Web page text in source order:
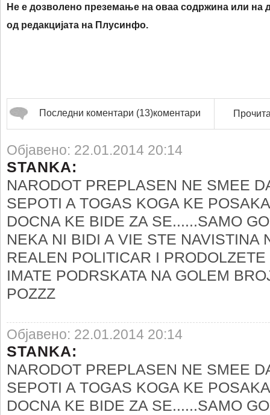
Не е дозволено преземање на оваа содржина или на
од редакцијата на Плусинфо.
Последни коментари (13)коментари
Објавено: 22.01.2014 20:14
STANKA:
NARODOT PREPLASEN NE SMEE
SEPOTI A TOGAS KOGA KE
DOCNA KE BIDE ZA SE......SAMO
NEKA NI BIDI A VIE STE NAVISTINA
REALEN POLITICAR I
IMATE PODRSKATA NA GOLEM
POZZZ
Објавено: 22.01.2014 20:14
STANKA:
NARODOT PREPLASEN NE SMEE
SEPOTI A TOGAS KOGA KE
DOCNA KE BIDE ZA SE......SAMO